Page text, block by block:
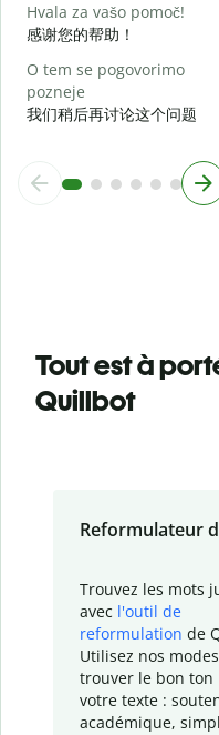
Hvala za vašo pomoč!
感谢您的帮助！
O tem se pogovorimo
pozneje
我们稍后再讨论这个问题
Tout est à
Quillbot
Reformulateur
Trouvez les mots
avec l'outil de
reformulation de
Utilisez nos
trouver le bon ton
votre texte :
académique,